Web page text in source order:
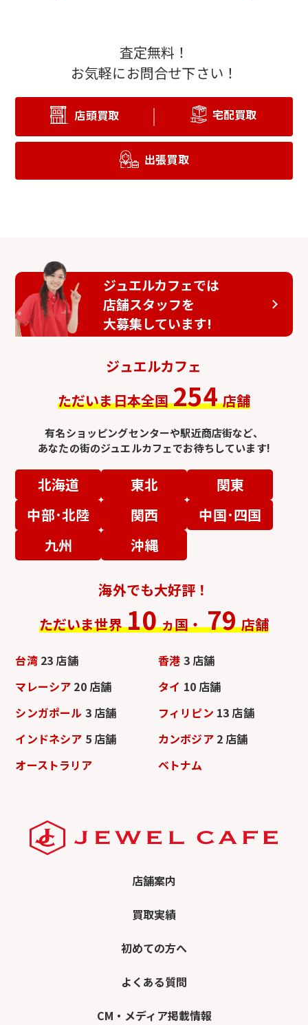
査定無料！
お気軽にお問合せ下さい！
店頭買取 宅配買取
出張買取
ジュエルカフェでは
店舗スタッフを
大募集しています!
ジュエルカフェ
ただいま日本全国 254 店舗
有名ショッピングセンターや駅近商店街など、
あなたの街のジュエルカフェでお待ちしています!
北海道 東北
関東
中部･北陸
関西
中国･四国
九州
沖縄
海外でも大好評！
ただいま世界 10 ヵ国・ 79 店舗
台湾 23 店舗 香港 3 店舗
マレーシア 20 店舗 タイ 10 店舗
シンガポール 3 店舗 フィリピン 13 店舗
インドネシア 5 店舗 カンボジア 2 店舗
オーストラリア
ベトナム
店舗案内
買取実績
初めての方へ
よくある質問
CM・メディア掲載情報